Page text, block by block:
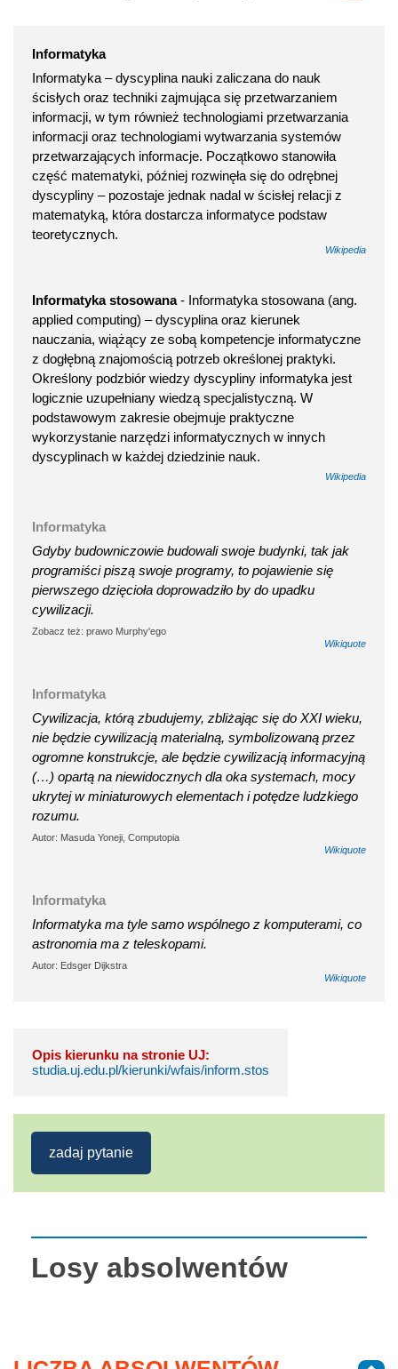
Informatyka
Informatyka – dyscyplina nauki zaliczana do nauk
ścisłych oraz techniki zajmująca się przetwarzaniem
informacji, w tym również technologiami przetwarzania
informacji oraz technologiami wytwarzania systemów
przetwarzających informacje. Początkowo stanowiła
część matematyki, później rozwinęła się do odrębnej
dyscypliny – pozostaje jednak nadal w ścisłej relacji z
matematyką, która dostarcza informatyce podstaw
teoretycznych.
Wikipedia
Informatyka stosowana- Informatyka stosowana (ang.
applied computing) – dyscyplina oraz kierunek
nauczania, wiążący ze sobą kompetencje informatyczne
z dogłębną znajomością potrzeb określonej praktyki.
Określony podzbiór wiedzy dyscypliny informatyka jest
logicznie uzupełniany wiedzą specjalistyczną. W
podstawowym zakresie obejmuje praktyczne
wykorzystanie narzędzi informatycznych w innych
dyscyplinach w każdej dziedzinie nauk.
Wikipedia
Informatyka
Gdyby budowniczowie budowali swoje budynki, tak jak
programiści piszą swoje programy, to pojawienie się
pierwszego dzięcioła doprowadziło by do upadku
cywilizacji.
Zobacz też: prawo Murphy'ego
Wikiquote
Informatyka
Cywilizacja, którą zbudujemy, zbliżając się do XXI wieku,
nie będzie cywilizacją materialną, symbolizowaną przez
ogromne konstrukcje, ale będzie cywilizacją informacyjną
(…) opartą na niewidocznych dla oka systemach, mocy
ukrytej w miniaturowych elementach i potędze ludzkiego
rozumu.
Autor: Masuda Yoneji, Computopia
Wikiquote
Informatyka
Informatyka ma tyle samo wspólnego z komputerami, co
astronomia ma z teleskopami.
Autor: Edsger Dijkstra
Wikiquote
Opis kierunku na stronie UJ:
studia.uj.edu.pl/kierunki/wfais/inform.stos
zadaj pytanie
Losy absolwentów